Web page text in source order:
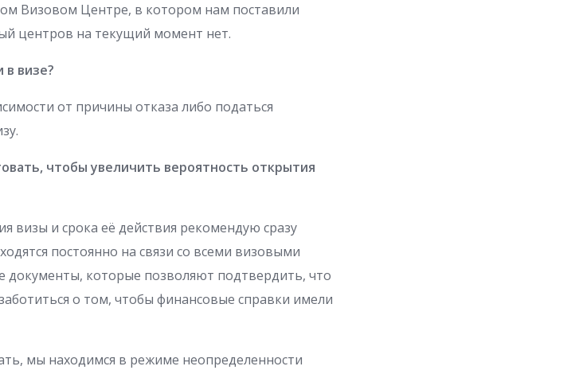
Визовом Центре, в котором нам поставили
центров на текущий момент нет.
визе?
от причины отказа либо податься
чтобы увеличить вероятность открытия
визы и срока её действия рекомендую сразу
постоянно на связи со всеми визовыми
документы, которые позволяют подтвердить, что
о том, чтобы финансовые справки имели
мы находимся в режиме неопределенности